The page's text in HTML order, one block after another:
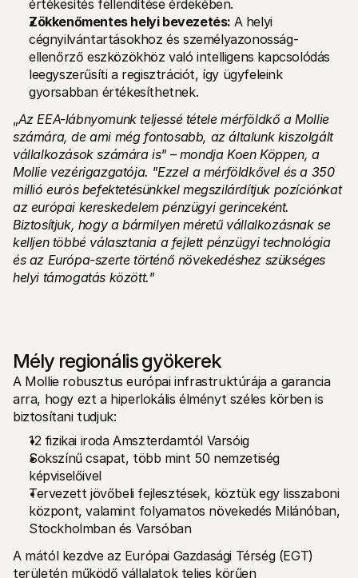
értékesítés fellendítése érdekében.
Zökkenőmentes helyi bevezetés: A helyi
cégnyilvántartásokhoz és személyazonosság-
ellenőrző eszközökhöz való intelligens kapcsolódás
leegyszerűsíti a regisztrációt, így ügyfeleink
gyorsabban értékesíthetnek.
„Az EEA-lábnyomunk teljessé tétele mérföldkő a Mollie
számára, de ami még fontosabb, az általunk kiszolgált
vállalkozások számára is" – mondja Koen Köppen, a
Mollie vezérigazgatója. "Ezzel a mérföldkővel és a 350
millió eurós befektetésünkkel megszilárdítjuk pozíciónkat
az európai kereskedelem pénzügyi gerinceként.
Biztosítjuk, hogy a bármilyen méretű vállalkozásnak se
kelljen többé választania a fejlett pénzügyi technológia
és az Európa-szerte történő növekedéshez szükséges
helyi támogatás között."
Mély regionális gyökerek
A Mollie robusztus európai infrastruktúrája a garancia
arra, hogy ezt a hiperlokális élményt széles körben is
biztosítani tudjuk:
12 fizikai iroda Amszterdamtól Varsóig
Sokszínű csapat, több mint 50 nemzetiség
képviselőivel
Tervezett jövőbeli fejlesztések, köztük egy lisszaboni
központ, valamint folyamatos növekedés Milánóban,
Stockholmban és Varsóban
A mától kezdve az Európai Gazdasági Térség (EGT)
területén működő vállalatok teljes körűen